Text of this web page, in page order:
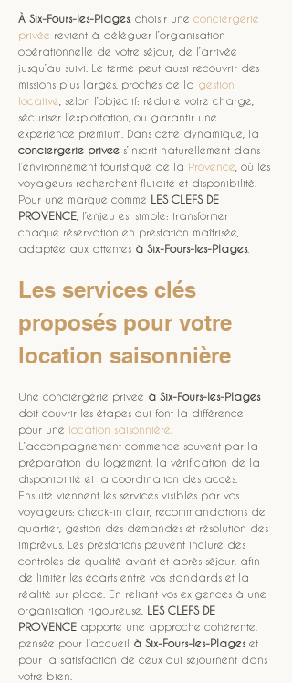
À Six-Fours-les-Plages, choisir une conciergerie
privée revient à déléguer l’organisation
opérationnelle de votre séjour, de l’arrivée
jusqu’au suivi. Le terme peut aussi recouvrir des
missions plus larges, proches de la gestion
locative , selon l’objectif: réduire votre charge,
sécuriser l’exploitation, ou garantir une
expérience premium. Dans cette dynamique, la
conciergerie privee s’inscrit naturellement dans
l’environnement touristique de la Provence , où les
voyageurs recherchent fluidité et disponibilité.
Pour une marque comme LES CLEFS DE
PROVENCE , l’enjeu est simple: transformer
chaque réservation en prestation maîtrisée,
adaptée aux attentes à Six-Fours-les-Plages.
Les services clés
proposés pour votre
location saisonnière
Une conciergerie privée à Six-Fours-les-Plages
doit couvrir les étapes qui font la différence
pour une location saisonnière
L’accompagnement commence souvent par la
préparation du logement, la vérification de la
disponibilité et la coordination des accès.
Ensuite viennent les services visibles par vos
voyageurs: check-in clair, recommandations de
quartier, gestion des demandes et résolution des
imprévus. Les prestations peuvent inclure des
contrôles de qualité avant et après séjour, afin
de limiter les écarts entre vos standards et la
réalité sur place. En reliant vos exigences à une
organisation rigoureuse, LES CLEFS DE
PROVENCE apporte une approche cohérente,
pensée pour l’accueil à Six-Fours-les-Plages et
pour la satisfaction de ceux qui séjournent dans
votre bien.